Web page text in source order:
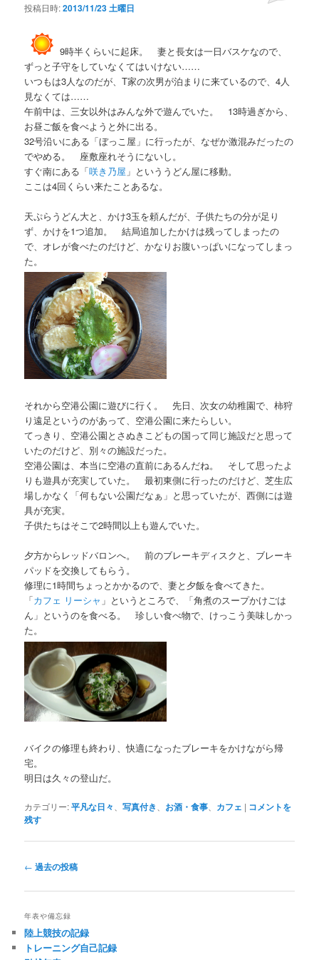
投稿日時:2013/11/23 土曜日
9時半くらいに起床。 妻と長女は一日バスケなので、
ずっと子守をしていなくてはいけない……
いつもは3人なのだが、T家の次男が泊まりに来ているので、4人
見なくては……
午前中は、三女以外はみんな外で遊んでいた。 13時過ぎから、
お昼ご飯を食べようと外に出る。
32号沿いにある「ぼっこ屋」に行ったが、なぜか激混みだったの
でやめる。 座敷座れそうにないし。
すぐ南にある「咲き乃屋 」といううどん屋に移動。
ここは4回くらい来たことあるな。
天ぷらうどん大と、かけ3玉を頼んだが、子供たちの分が足り
ず、かけを1つ追加。 結局追加したかけは残ってしまったの
で、オレが食べたのだけど、かなりお腹いっぱいになってしまっ
た。
それから空港公園に遊びに行く。 先日、次女の幼稚園で、柿狩
り遠足というのがあって、空港公園に来たらしい。
てっきり、空港公園とさぬきこどもの国って同じ施設だと思って
いたのだけど、別々の施設だった。
空港公園は、本当に空港の直前にあるんだね。 そして思ったよ
りも遊具が充実していた。 最初東側に行ったのだけど、芝生広
場しかなく「何もない公園だなぁ」と思っていたが、西側には遊
具が充実。
子供たちはそこで2時間以上も遊んでいた。
夕方からレッドバロンへ。 前のブレーキディスクと、ブレーキ
パッドを交換してもらう。
修理に1時間ちょっとかかるので、妻と夕飯を食べてきた。
「カフェ リーシャ 」というところで、「角煮のスープかけごは
ん」というのを食べる。 珍しい食べ物で、けっこう美味しかっ
た。
バイクの修理も終わり、快適になったブレーキをかけながら帰
宅。
明日は久々の登山だ。
カテゴリー:平凡な日々 、写真付き お酒・食事 カフェ | コメントを
残す
投
ナ
ー
シ
← 過去の投稿
年表や備忘録
陸上競技の記録
トレーニング自己記録